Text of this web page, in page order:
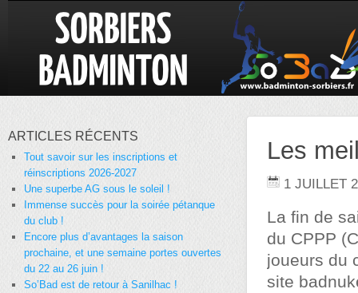
Les
1 JUILLET
La fin de
du CPPP
joueurs du
site
ARTICLES RÉCENTS
Tout savoir sur les inscriptions et
réinscriptions 2026-2027
Une superbe AG sous le soleil !
Immense succès pour la soirée pétanque
du club !
Encore plus d’avantages la saison
prochaine, et une semaine portes ouvertes
du 22 au 26 juin !
So’Bad est de retour à Sanilhac !